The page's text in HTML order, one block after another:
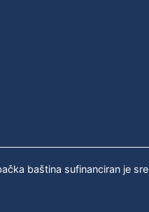
baština sufinanciran je